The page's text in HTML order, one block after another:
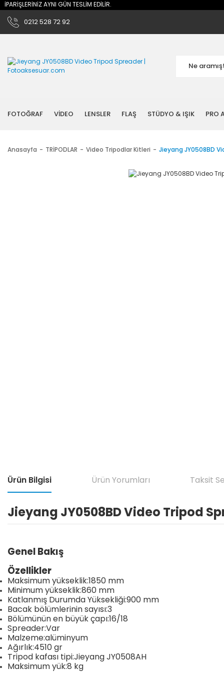
AYNI GÜN TESLİM EDİLİR.
0212 528 72 92
FOTOĞRAF VİDEO LENSLER FLAŞ STÜDYO & IŞIK PRO
Anasayfa TRİPODLAR Video Tripodlar Kitleri Jieyang JY0508BD
Ürün Bilgisi Ürün Yorumları Taksit
Jieyang JY0508BD Video Tripod
Genel Bakış
Özellikler
Maksimum yükseklik:1850 mm
Minimum yükseklik:860 mm
Katlanmış Durumda Yüksekliği:900 mm
Bacak bölümlerinin sayısı:3
Bölümünün en büyük çapı:16/18
Spreader:Var
Malzeme:alüminyum
Ağırlık:4510 gr
Tripod kafası tipi:Jieyang JY0508AH
Maksimum yük:8 kg